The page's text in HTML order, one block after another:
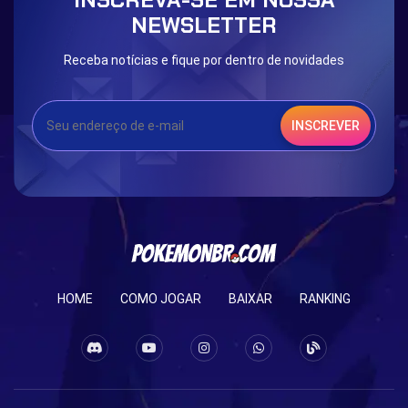
NEWSLETTER
Receba notícias e fique por dentro de novidades
INSCREVER
HOME COMO JOGAR BAIXAR RANKING